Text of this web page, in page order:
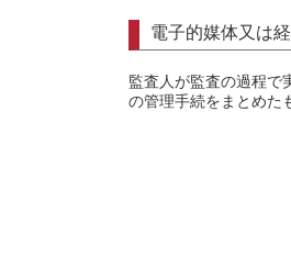
電子的媒体又は
監査人が監査の過程で
の管理手続をまとめた